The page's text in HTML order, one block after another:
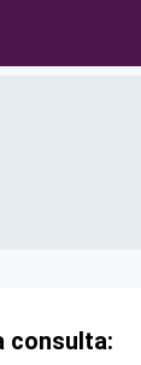
consulta: